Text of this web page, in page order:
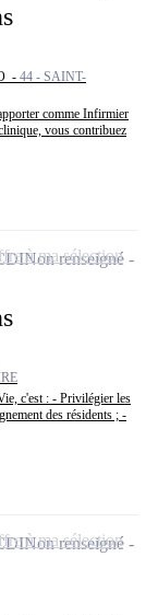
- 44 - SAINT-
comme Infirmier
vous contribuez
c'est : - Privilégier les
des résidents ; -
Non renseigné
à ma sélection
Non renseigné
à ma sélection